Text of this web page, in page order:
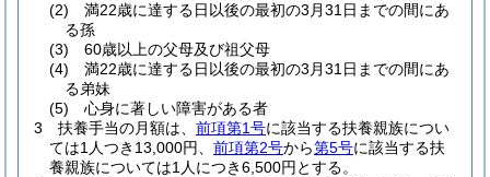
(2)
満22歳に達する日以後の最初の3月31日までの間にあ
る孫
(3)
60歳以上の父母及び祖父母
(4)
満22歳に達する日以後の最初の3月31日までの間にあ
る弟妹
(5)
心身に著しい障害がある者
3
扶養手当の月額は、 前項第1号に該当する扶養親族につい
ては1人つき13,000円、 前項第2号から第5号に該当する扶
養親族については1人につき6,500円とする。